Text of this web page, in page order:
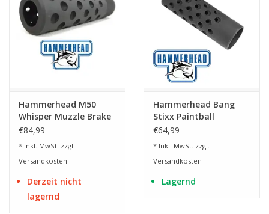
Hammerhead M50
Whisper Muzzle Brake
Suppressor Kal. 68 für
€84,99
* Inkl. MwSt. zzgl.
Versandkosten
Derzeit nicht
lagernd
Hammerhead Bang
Stixx Paintball
Muzzlebrake Kal. 68
€64,99
* Inkl. MwSt. zzgl.
Versandkosten
Lagernd